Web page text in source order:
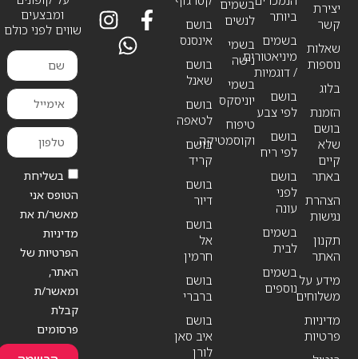
יצירת
קשר
שאלות
נוספות
בלוג
הזמנת
בושם
שלא
קיים
באתר
הצהרת
נגישות
תקנון
האתר
מידע על
משלוחים
מדיניות
פרטיות
בשמים
לנשים
בשמי
נישה
בשמי
יוניסקס
טיפוח
וקוסמטיקה
ביותר
בשמים
מיניאטורים
/ דוגמיות
בושם
לפי צבע
בושם
לפי ריח
בושם
לפני
עונה
בשמים
לבית
בשמים
נוספים
בושם
אינסנס
בושם
שאנל
בושם
לטאפה
בושם
קריד
בושם
דיור
בושם
אל
חרמין
בושם
ברברי
בושם
איב סאן
לורן
ומבצעים
שווים לפני כולם
בשליחת
הטופס אני
מאשר/ת את
מדיניות
הפרטיות של
האתר,
ומאשר/ת
קבלת
פרסומים